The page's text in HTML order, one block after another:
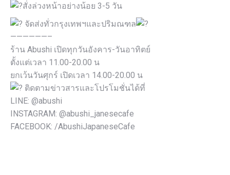
สั่งล่วงหน้าอย่างน้อย 3-5 วัน
จัดส่งทั่วกรุงเทพฯและปริมณฑล
——————–
ร้าน Abushi เปิดทุกวันอังคาร-วันอาทิตย์
ตั้งแต่เวลา 11.00-20.00 น
ยกเว้นวันศุกร์ เปิดเวลา 14.00-20.00 น
ติดตามข่าวสารและโปรโมชั่นได้ที่
LINE: @abushi
INSTAGRAM: @abushi_janesecafe
FACEBOOK: /AbushiJapaneseCafe